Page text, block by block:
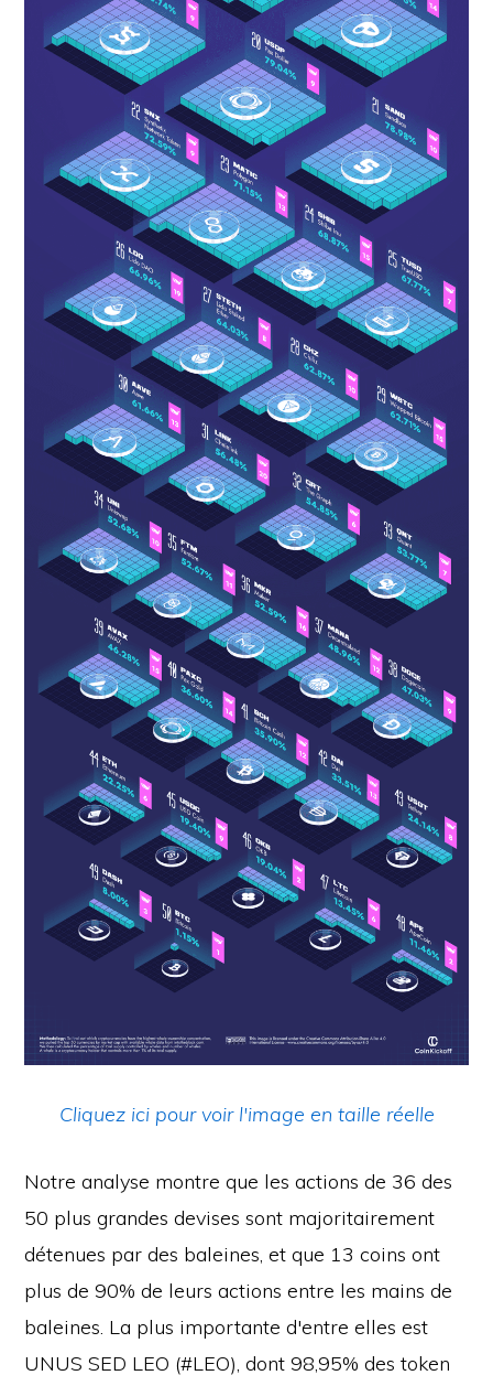
Cliquez ici pour voir l'image en taille réelle
Notre analyse montre que les actions de 36 des
50 plus grandes devises sont majoritairement
détenues par des baleines, et que 13 coins ont
plus de 90% de leurs actions entre les mains de
baleines. La plus importante d'entre elles est
UNUS SED LEO (#LEO), dont 98,95% des token